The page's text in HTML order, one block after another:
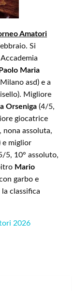
Amatori
Si
Maria
asd) e a
Migliore
Orseniga (4/5,
giocatrice
nona assoluta,
e miglior
5, 10° assoluto,
Mario
garbo e
classifica
2026